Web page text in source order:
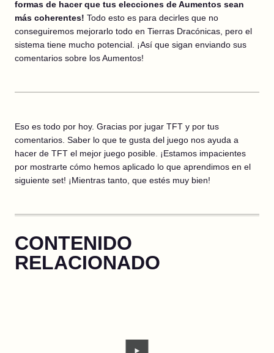
formas de hacer que tus elecciones de Aumentos sean
más coherentes! Todo esto es para decirles que no
conseguiremos mejorarlo todo en Tierras Dracónicas, pero el
sistema tiene mucho potencial. ¡Así que sigan enviando sus
comentarios sobre los Aumentos!
Eso es todo por hoy. Gracias por jugar TFT y por tus
comentarios. Saber lo que te gusta del juego nos ayuda a
hacer de TFT el mejor juego posible. ¡Estamos impacientes
por mostrarte cómo hemos aplicado lo que aprendimos en el
siguiente set! ¡Mientras tanto, que estés muy bien!
CONTENIDO
RELACIONADO